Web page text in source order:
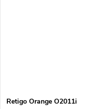
Retigo Orange O2011i